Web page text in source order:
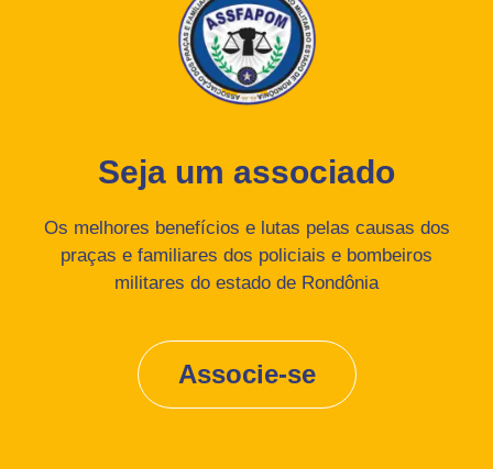
Seja um associado
Os melhores benefícios e lutas pelas causas dos
praças e familiares dos policiais e bombeiros
militares do estado de Rondônia
Associe-se